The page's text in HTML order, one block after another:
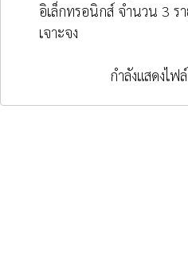
อิเล็กทรอนิกส์ จำนวน 3 รา
เจาะจง
กำลังแสดงไฟ